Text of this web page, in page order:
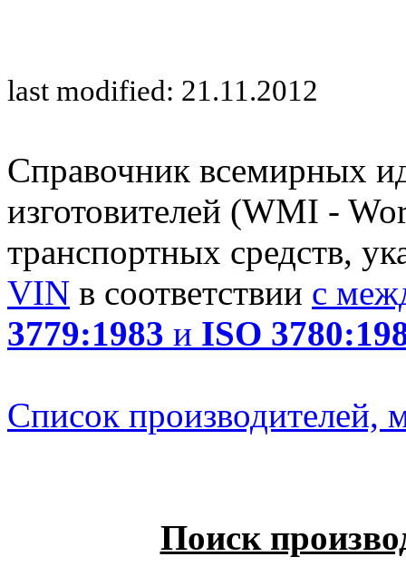
last modified: 21.11.2012
Справочник всемирных
изготовителей (WMI -
транспортных средств,
VIN в соответствии с
3779:1983 и ISO
Список производителей,
Поиск